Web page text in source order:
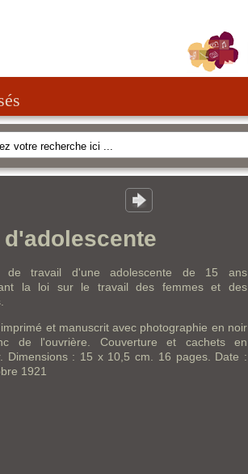
de travail d'une adolescente de 15 ans
la loi sur le travail des femmes et des
et manuscrit avec photographie en noir
de l'ouvrière. Couverture et cachets en
Dimensions : 15 x 10,5 cm. 16 pages. Date :
1921